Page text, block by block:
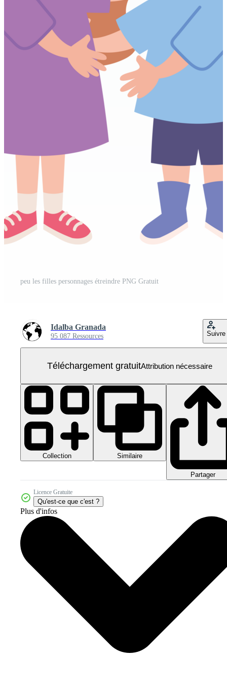
peu les filles personnages étreindre PNG Gratuit
Idalba Granada
95 087 Ressources Suivre
Téléchargement gratuitAttribution nécessaire
Collection Similaire
Partager
Licence Gratuite
Qu'est-ce que c'est ?
Plus d'infos